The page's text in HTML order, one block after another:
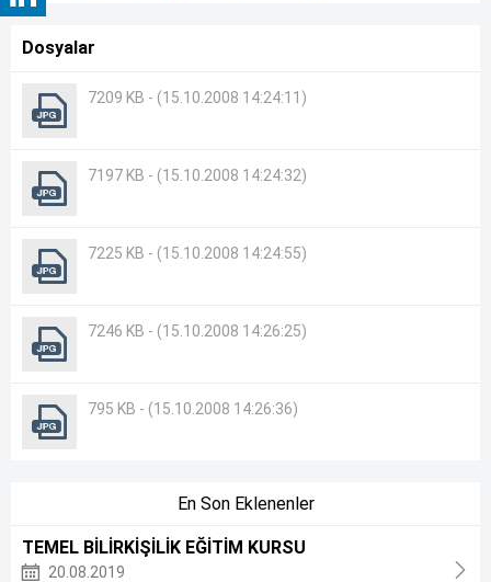
Dosyalar
7209 KB - (15.10.2008 14:24:11)
7197 KB - (15.10.2008 14:24:32)
7225 KB - (15.10.2008 14:24:55)
7246 KB - (15.10.2008 14:26:25)
795 KB - (15.10.2008 14:26:36)
En Son Eklenenler
TEMEL BİLİRKİŞİLİK EĞİTİM KURSU
20.08.2019